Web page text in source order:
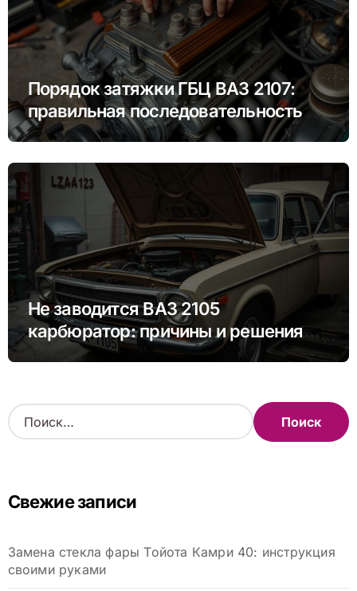
Порядок затяжки ГБЦ ВАЗ 2107:
правильная последовательность и
моменты
Не заводится ВАЗ 2105
карбюратор: причины и решения
проблемы
Н
а
:Свежие записи
Замена стекла фары Тойота Камри 40: инструкция
своими руками